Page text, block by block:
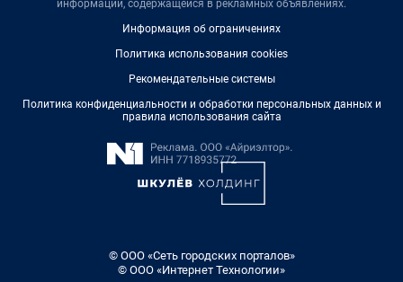
информации, содержащейся в рекламных объявлениях.
Информация об ограничениях
Политика использования cookies
Рекомендательные системы
Политика конфиденциальности и обработки персональных данных и
правила использования сайта
© ООО «Сеть городских порталов»
© ООО «Интернет Технологии»